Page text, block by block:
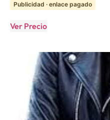
Publicidad · enlace pagado
Ver Precio